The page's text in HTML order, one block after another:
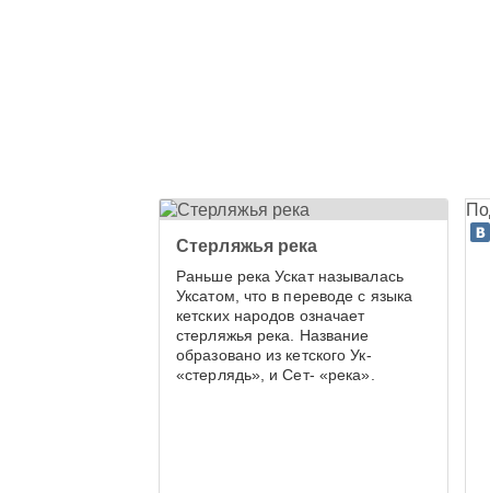
Стерляжья река
Раньше река Ускат называлась
Уксатом, что в переводе с языка
кетских народов означает
стерляжья река. Название
образовано из кетского Ук-
«стерлядь», и Сет- «река».